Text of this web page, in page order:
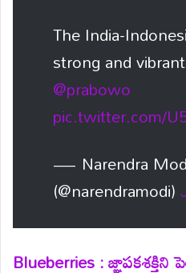
The India-
strong and
@prabowo
pic.twitter.com/
— Narendra
(@narendramodi)
Blueberries :